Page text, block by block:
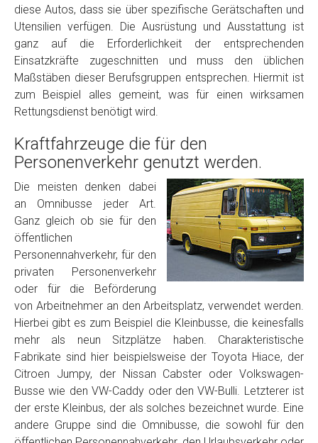
diese Autos, dass sie über spezifische Gerätschaften und
Utensilien verfügen. Die Ausrüstung und Ausstattung ist
ganz auf die Erforderlichkeit der entsprechenden
Einsatzkräfte zugeschnitten und muss den üblichen
Maßstäben dieser Berufsgruppen entsprechen. Hiermit ist
zum Beispiel alles gemeint, was für einen wirksamen
Rettungsdienst benötigt wird.
Kraftfahrzeuge die für den
Personenverkehr genutzt werden.
Die meisten denken dabei
an Omnibusse jeder Art.
Ganz gleich ob sie für den
öffentlichen
Personennahverkehr, für den
privaten Personenverkehr
oder für die Beförderung
von Arbeitnehmer an den Arbeitsplatz, verwendet werden.
Hierbei gibt es zum Beispiel die Kleinbusse, die keinesfalls
mehr als neun Sitzplätze haben. Charakteristische
Fabrikate sind hier beispielsweise der Toyota Hiace, der
Citroen Jumpy, der Nissan Cabster oder Volkswagen-
Busse wie den VW-Caddy oder den VW-Bulli. Letzterer ist
der erste Kleinbus, der als solches bezeichnet wurde. Eine
andere Gruppe sind die Omnibusse, die sowohl für den